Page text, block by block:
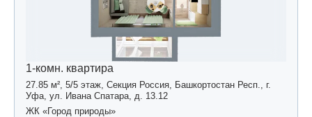
1-комн. квартира
27.85 м², 5/5 этаж, Секция Россия, Башкортостан Респ., г.
Уфа, ул. Ивана Спатара, д. 13.12
ЖК «Город природы»